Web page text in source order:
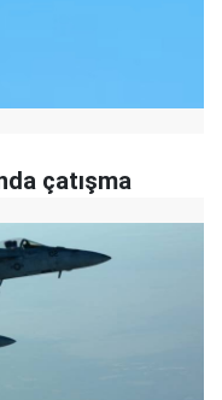
çatışma